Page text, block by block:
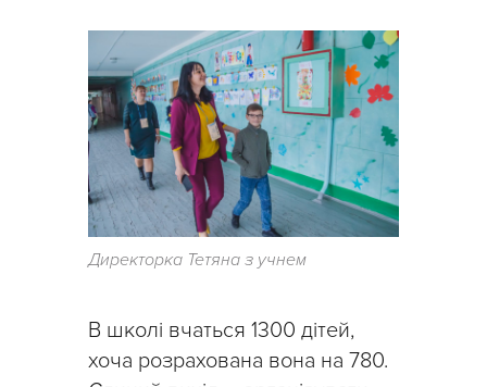
Директорка Тетяна з учнем
В школі вчаться 1300 дітей,
хоча розрахована вона на 780.